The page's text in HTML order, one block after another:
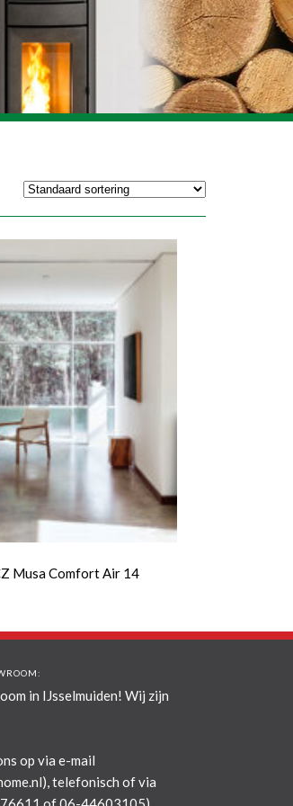
Musa Comfort Air 14
in IJsselmuiden! Wij zijn
op via e-mail
), telefonisch of via